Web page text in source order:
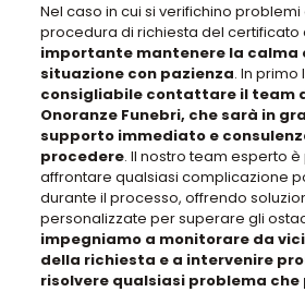
Nel caso in cui si verifichino
procedura di richiesta del certificato
importante mantenere la calma
situazione con pazienza. In primo
consigliabile contattare il team
Onoranze Funebri, che sarà in
supporto immediato e
procedere. Il nostro team esperto
affrontare qualsiasi complicazione
durante il processo, offrendo
personalizzate per superare gli
impegniamo a monitorare da
della richiesta e a intervenire
risolvere qualsiasi problema